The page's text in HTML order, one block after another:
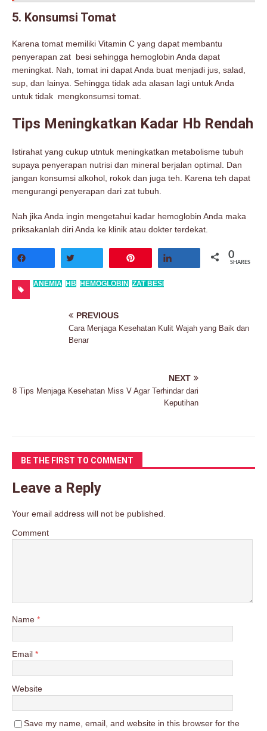
5. Konsumsi Tomat
Karena tomat memiliki Vitamin C yang dapat membantu
penyerapan zat besi sehingga hemoglobin Anda dapat
meningkat. Nah, tomat ini dapat Anda buat menjadi jus, salad,
sup, dan lainya. Sehingga tidak ada alasan lagi untuk Anda
untuk tidak mengkonsumsi tomat.
Tips Meningkatkan Kadar Hb Rendah
Istirahat yang cukup utntuk meningkatkan metabolisme tubuh
supaya penyerapan nutrisi dan mineral berjalan optimal. Dan
jangan konsumsi alkohol, rokok dan juga teh. Karena teh dapat
mengurangi penyerapan dari zat tubuh.
Nah jika Anda ingin mengetahui kadar hemoglobin Anda maka
priksakanlah diri Anda ke klinik atau dokter terdekat.
0
SHARES
ANEMIA HB HEMOGLOBIN ZAT BESI
PREVIOUS
Cara Menjaga Kesehatan Kulit Wajah yang Baik dan
Benar
NEXT
8 Tips Menjaga Kesehatan Miss V Agar Terhindar dari
Keputihan
BE THE FIRST TO COMMENT
Leave a Reply
Your email address will not be published.
Comment
Name *
Email *
Website
Save my name, email, and website in this browser for the